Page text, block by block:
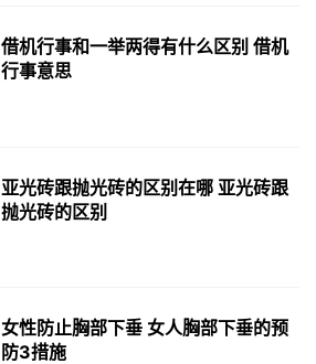
借机行事和一举两得有什么区别 借机
行事意思
亚光砖跟抛光砖的区别在哪 亚光砖跟
抛光砖的区别
女性防止胸部下垂 女人胸部下垂的预
防3措施